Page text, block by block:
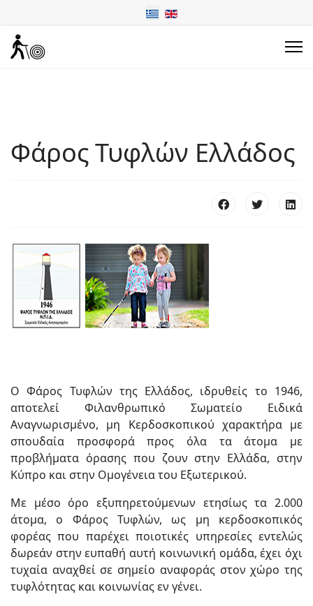
Φάρος Τυφλών Ελλάδος
Ο Φάρος Τυφλών της Ελλάδος, ιδρυθείς το 1946,
αποτελεί Φιλανθρωπικό Σωματείο Ειδικά
Αναγνωρισμένο, μη Κερδοσκοπικού χαρακτήρα με
σπουδαία προσφορά προς όλα τα άτομα με
προβλήματα όρασης που ζουν στην Ελλάδα, στην
Κύπρο και στην Ομογένεια του Εξωτερικού.
Με μέσο όρο εξυπηρετούμενων ετησίως τα 2.000
άτομα, ο Φάρος Τυφλών, ως μη κερδοσκοπικός
φορέας που παρέχει ποιοτικές υπηρεσίες εντελώς
δωρεάν στην ευπαθή αυτή κοινωνική ομάδα, έχει όχι
τυχαία αναχθεί σε σημείο αναφοράς στον χώρο της
τυφλότητας και κοινωνίας εν γένει.